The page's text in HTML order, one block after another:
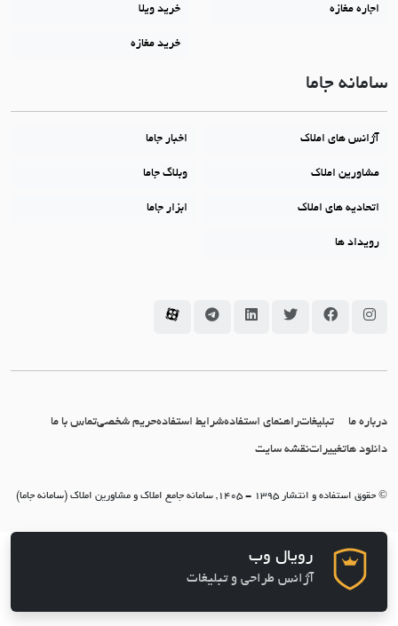
اجاره مغازه خرید ویلا
خرید مغازه
سامانه جاما
آژانس های املاک اخبار جاما
مشاورین املاک وبلاگ جاما
اتحادیه های املاک ابزار جاما
رویداد ها
سامانه جاما در اینستاگرام
سامانه جاما در فیسبوک
سامانه جاما در توئیتر
سامانه جاما در لینکداین
سامانه جاما در تلگرام
سامانه جاما در آپارات
درباره ما تبلیغاتراهنمای استفادهشرایط استفادهحریم شخصیتماس با ما
دانلود هاتغییراتنقشه سایت
© حقوق استفاده و انتشار 1395 - 1405, سامانه جامع املاک و مشاورین املاک (سامانه جاما)
رویال وب
آژانس طراحی و تبلیغات